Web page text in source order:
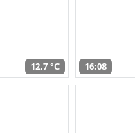
12,7 °C 16:08